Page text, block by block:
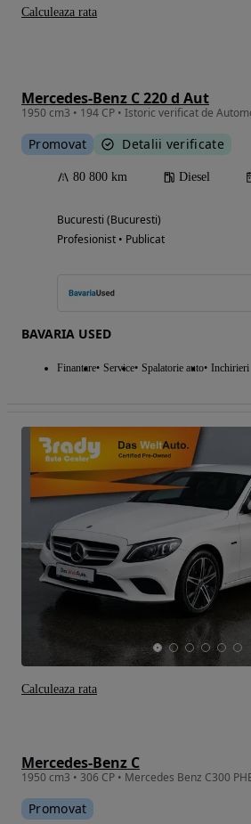
Mercedes-Benz C 220 d Aut
1950 cm3 • 194 CP • Istoric verificat de
Promovat Detalii verificate
80 800 km Diesel
Bucuresti (Bucuresti)
Profesionist • Publicat
BAVARIA USED
Finantare Service Spalatorie auto Inchirieri
Calculeaza rata
Mercedes-Benz C
1950 cm3 • 306 CP • Mercedes Benz C300
Promovat
Calculeaza rata